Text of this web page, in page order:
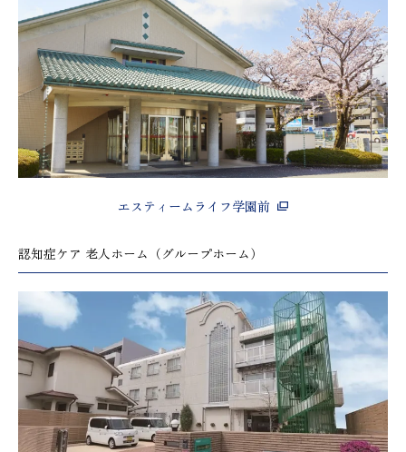
エスティームライフ学園前
認知症ケア 老人ホーム（グループホーム）